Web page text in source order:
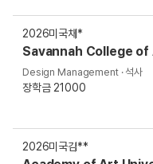
2026미국채*
Savannah College
Design Management · 석사
장학금 21000
2026미국김**